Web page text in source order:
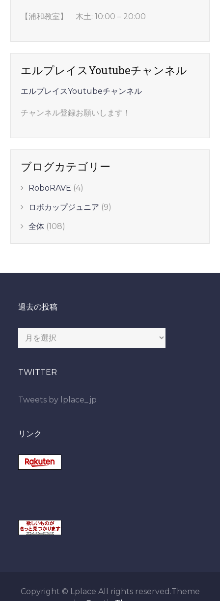
【浦和教室】 木土: 10:00 – 20:00
エルプレイスYoutubeチャンネル
エルプレイスYoutubeチャンネル
チャンネル登録お願いします！
ブログカテゴリー
RoboRAVE (4)
ロボカップジュニア (9)
全体 (108)
過去の投稿
去
投
TWITTER
Tweets by lplace_jp
リンク
Copyright © Lplace All rights reserved.Theme